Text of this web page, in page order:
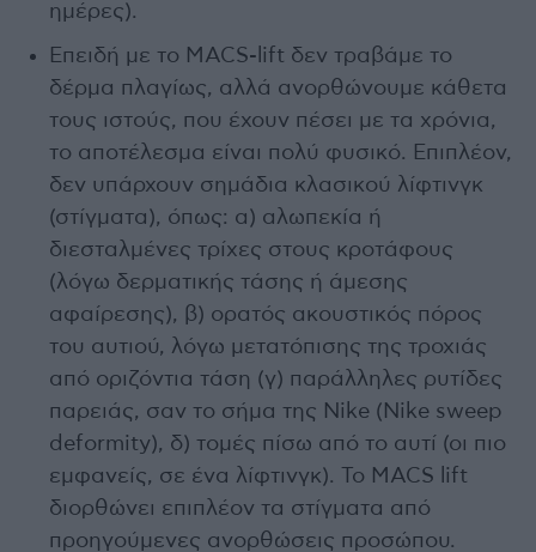
ημέρες).
Επειδή με το MACS-lift δεν τραβάμε το
δέρμα πλαγίως, αλλά ανορθώνουμε κάθετα
τους ιστούς, που έχουν πέσει με τα χρόνια,
το αποτέλεσμα είναι πολύ φυσικό. Επιπλέον,
δεν υπάρχουν σημάδια κλασικού λίφτινγκ
(στίγματα), όπως: α) αλωπεκία ή
διεσταλμένες τρίχες στους κροτάφους
(λόγω δερματικής τάσης ή άμεσης
αφαίρεσης), β) ορατός ακουστικός πόρος
του αυτιού, λόγω μετατόπισης της τροχιάς
από οριζόντια τάση (γ) παράλληλες ρυτίδες
παρειάς, σαν το σήμα της Nike (Nike sweep
deformity), δ) τομές πίσω από το αυτί (οι πιο
εμφανείς, σε ένα λίφτινγκ). Το MACS lift
διορθώνει επιπλέον τα στίγματα από
προηγούμενες ανορθώσεις προσώπου.